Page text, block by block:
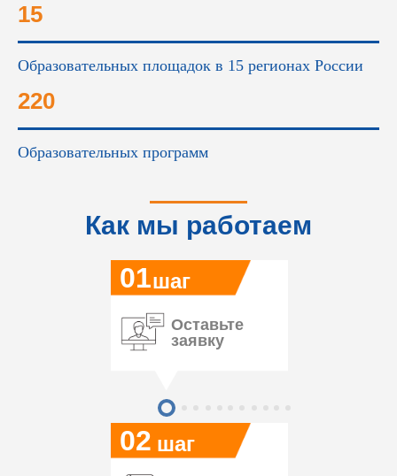
15
Образовательных площадок в 15 регионах России
220
Образовательных программ
Как мы работаем
02
01
Оставьте
заявку
шаг
шаг